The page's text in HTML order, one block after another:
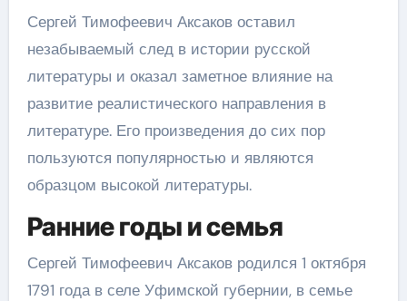
Сергей Тимофеевич Аксаков оставил
незабываемый след в истории русской
литературы и оказал заметное влияние на
развитие реалистического направления в
литературе. Его произведения до сих пор
пользуются популярностью и являются
образцом высокой литературы.
Ранние годы и семья
Сергей Тимофеевич Аксаков родился 1 октября
1791 года в селе Уфимской губернии, в семье